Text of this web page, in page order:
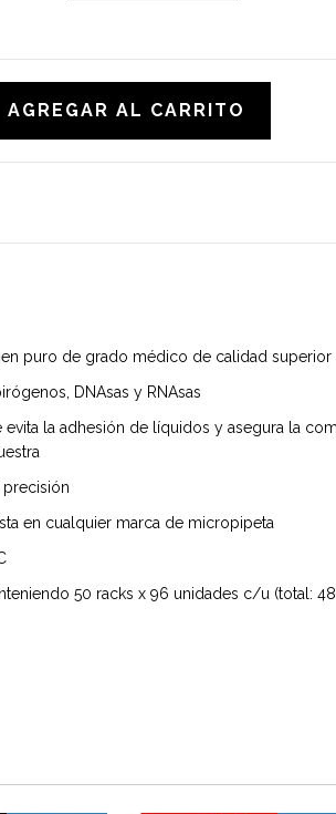
puro de grado médico de calidad superior
DNAsas y RNAsas
evita la adhesión de líquidos y asegura la
precisión
en cualquier marca de micropipeta
50 racks x 96 unidades c/u (total: